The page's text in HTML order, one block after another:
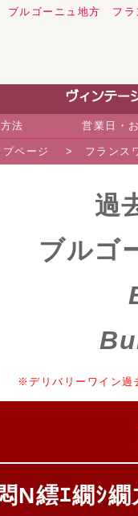
ブルゴーニュ地方 フラ
法 営業日・
プページ > フランス
過
ブルゴ
※デリバリーワイン過
Ν繧ｴ繝ｼ繝